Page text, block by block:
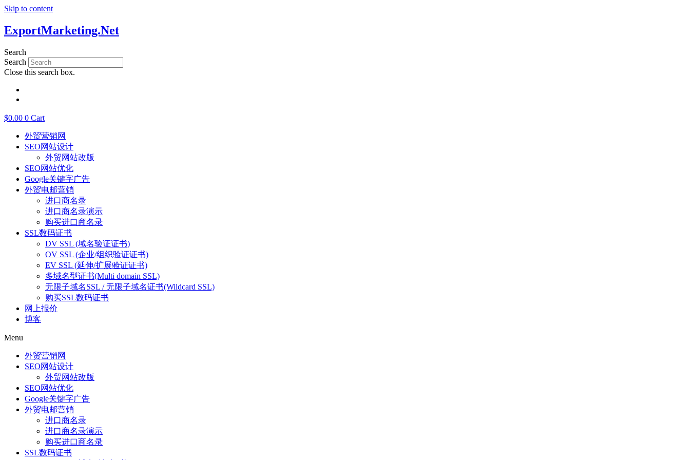
Skip to content
ExportMarketing.Net
Search
Search
Close this search box.
$0.00 0 Cart
外贸营销网
SEO网站设计
外贸网站改版
SEO网站优化
Google关键字广告
外贸电邮营销
进口商名录
进口商名录演示
购买进口商名录
SSL数码证书
DV SSL (域名验证证书)
OV SSL (企业/组织验证证书)
EV SSL (延伸/扩展验证证书)
多域名型证书(Multi domain SSL)
无限子域名SSL / 无限子域名证书(Wildcard SSL)
购买SSL数码证书
网上报价
博客
Menu
外贸营销网
SEO网站设计
外贸网站改版
SEO网站优化
Google关键字广告
外贸电邮营销
进口商名录
进口商名录演示
购买进口商名录
SSL数码证书